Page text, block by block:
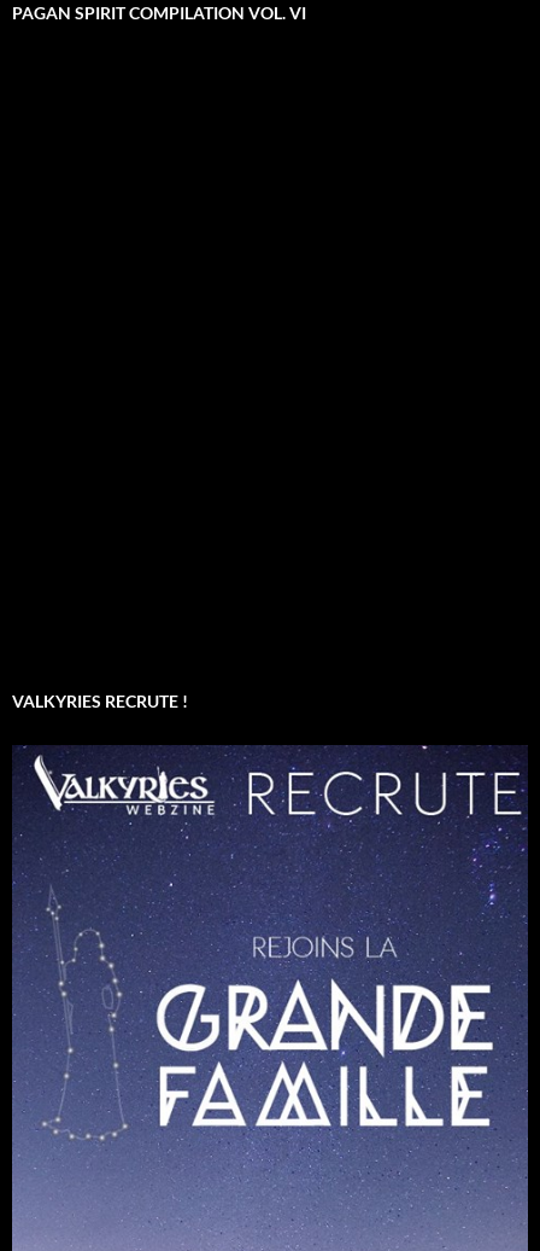
PAGAN SPIRIT COMPILATION VOL. VI
VALKYRIES RECRUTE !